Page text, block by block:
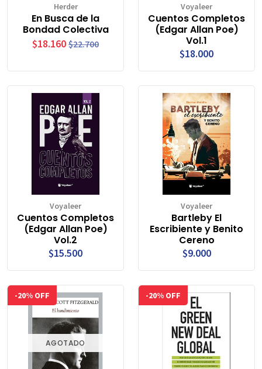
Herder
En Busca de la
Bondad Colectiva
$18.160 $22.700
Voyaleer
Cuentos Completos
(Edgar Allan Poe)
Vol.1
$18.000
Voyaleer
Cuentos Completos
(Edgar Allan Poe)
Vol.2
$15.500
Voyaleer
Bartleby El
Escribiente y Benito
Cereno
$9.000
-20% OFF
AGOTADO
-20% OFF